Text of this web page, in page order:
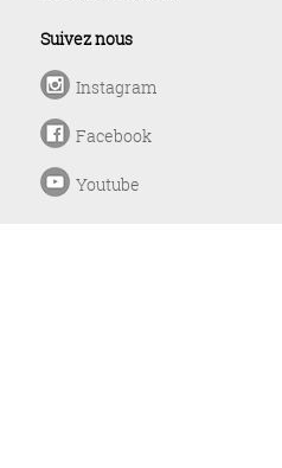
Suivez nous
Instagram
Facebook
Youtube